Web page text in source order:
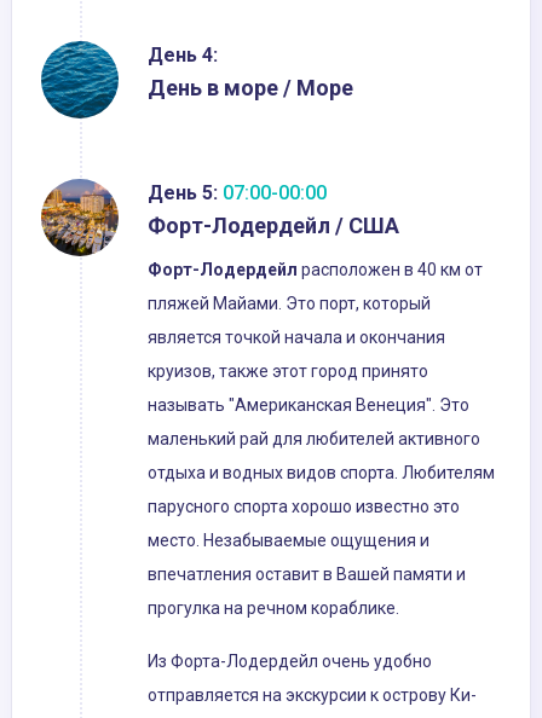
День 4:
День в море / Море
День 5: 07:00-00:00
Форт-Лодердейл / США
Форт-Лодердейл расположен в 40 км от
пляжей Майами. Это порт, который
является точкой начала и окончания
круизов, также этот город принято
называть "Американская Венеция". Это
маленький рай для любителей активного
отдыха и водных видов спорта. Любителям
парусного спорта хорошо известно это
место. Незабываемые ощущения и
впечатления оставит в Вашей памяти и
прогулка на речном кораблике.
Из Форта-Лодердейл очень удобно
отправляется на экскурсии к острову Ки-